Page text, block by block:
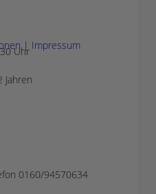
Uhr
Jahren
0160/94570634
| Impressum